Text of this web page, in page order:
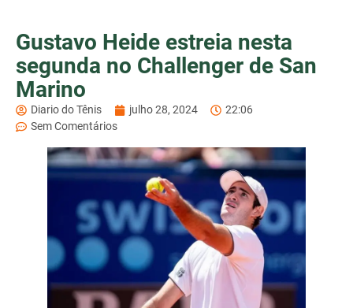
Gustavo Heide estreia nesta
segunda no Challenger de San
Marino
Diario do Tênis julho 28, 2024
22:06
Sem Comentários